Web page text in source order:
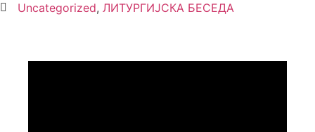
Uncategorized, ЛИТУРГИЈСКА БЕСЕДА